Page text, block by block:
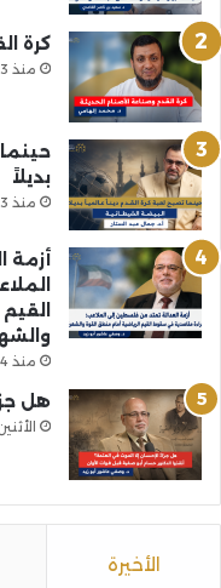
كرة
منذ 3 أسابيع
بديلاً
منذ 3 أسابيع
أزمة
منذ 4 أسابيع
هل
الأثنين 21 محرم 1448هـ 6-7-
الأخيرة